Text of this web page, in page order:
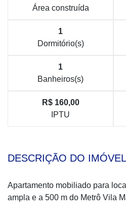
Área construída
1
Dormitório(s)
1
Banheiros(s)
R$ 160,00
IPTU
DESCRIÇÃO DO IMÓVEL
Apartamento mobiliado para
ampla e a 500 m do Metrô Vila